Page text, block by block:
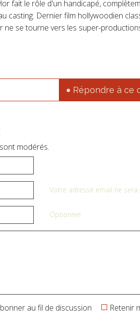
fait le rôle d'un handicapé,
casting. Dernier film hollywoodien
ne se tourne vers les super-
Répondre à ce
modérés.
Votre adresse email ne
Optionnel
Retenir
au fil de discussion